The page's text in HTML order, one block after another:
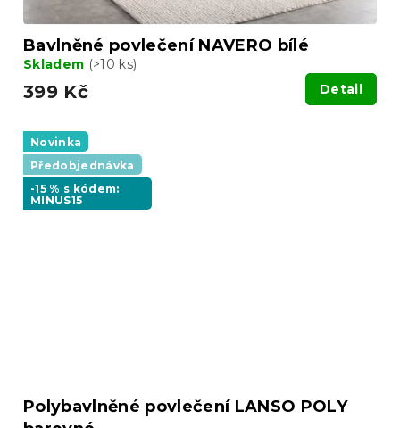
Bavlněné povlečení NAVERO bílé
Skladem (>10 ks)
399 Kč Detail
Novinka
Předobjednávka
-15 % s kódem:
MINUS15
Polybavlněné povlečení LANSO POLY